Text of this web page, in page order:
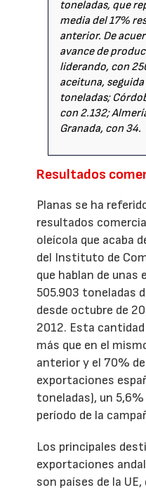
toneladas, que
media del 17%
anterior. De
avance de
liderando, con
aceituna,
toneladas;
con 2.132;
Granada, con 34.
Resultados
Planas se ha
resultados
oleícola que acaba
del Instituto de
que hablan de unas
505.903 toneladas
desde octubre de
2012. Esta
más que en el
anterior y el 70%
exportaciones
toneladas), un
período de la
Los principales
exportaciones
son países de la